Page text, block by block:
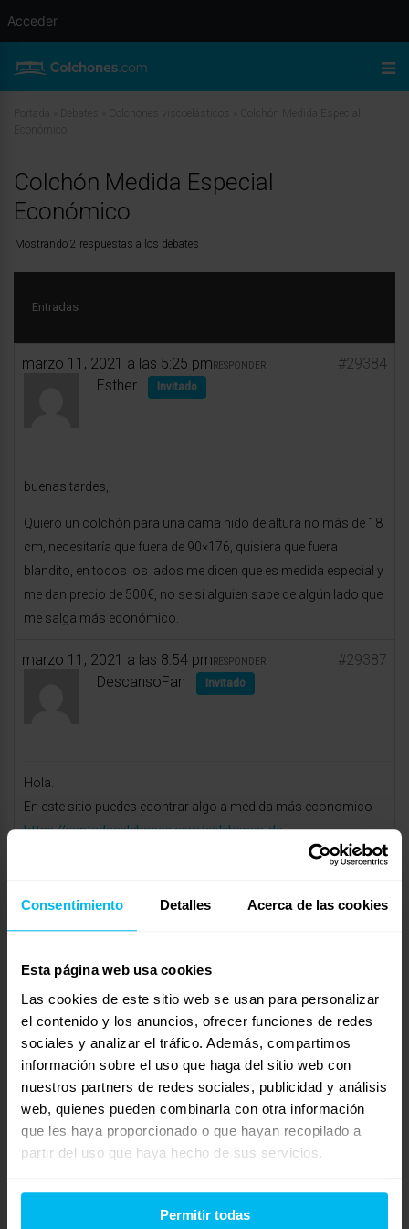
Consentimiento Detalles Acerca de las cookies
Esta página web usa cookies
Las cookies de este sitio web se usan para personalizar
el contenido y los anuncios, ofrecer funciones de redes
sociales y analizar el tráfico. Además, compartimos
información sobre el uso que haga del sitio web con
nuestros partners de redes sociales, publicidad y análisis
web, quienes pueden combinarla con otra información
que les haya proporcionado o que hayan recopilado a
partir del uso que haya hecho de sus servicios.
Permitir todas
Colchón Medida Especial
Económico
Mostrando 2 respuestas a los debates
Entradas
marzo 11, 2021 a las 5:25 pm #29384
RESPONDER
Esther Invitado
buenas tardes,
Quiero un colchón para una cama nido de altura no más de 18
cm, necesitaría que fuera de 90×176, quisiera que fuera
blandito, en todos los lados me dicen que es medida especial y
me dan precio de 500€, no se si alguien sabe de algún lado que
me salga más económico.
marzo 11, 2021 a las 8:54 pm #29387
RESPONDER
DescansoFan Invitado
Hola.
En este sitio puedes econtrar algo a medida más economico
https://ventadecolchones.com/colchones-de-
espumacion/piezas-de-espuma-a-medida-465.html
puede salir por unos 130 euros
julio 3, 2024 a las 9:15 am #30222
RESPONDER
MAXCOLCHON Invitado
¡Hola, Esther! Como fabricantes de colchones, le invitamos a
proporcionarnos sus datos, medidas y especificaciones del
colchón que necesita. Puede encontrar más información en
Acceder